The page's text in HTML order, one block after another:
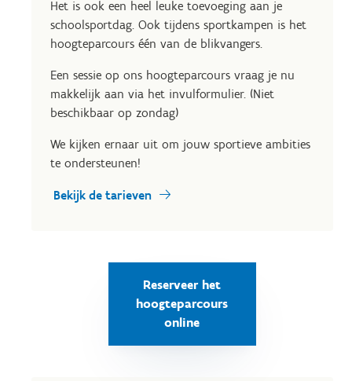
Het is ook een heel leuke toevoeging aan je
schoolsportdag. Ook tijdens sportkampen is het
hoogteparcours één van de blikvangers.
Een sessie op ons hoogteparcours vraag je nu
makkelijk aan via het invulformulier. (Niet
beschikbaar op zondag)
We kijken ernaar uit om jouw sportieve ambities
te ondersteunen!
Bekijk de tarieven
Reserveer het
hoogteparcours
online